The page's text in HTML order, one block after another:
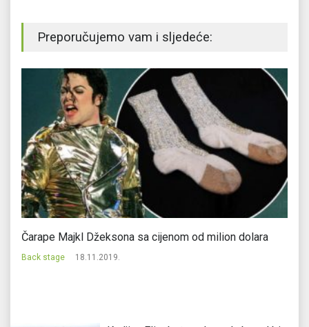
Preporučujemo vam i sljedeće:
Mejveder se počastio satom od 18 miliona dolara
Back stage 13.07.2018.